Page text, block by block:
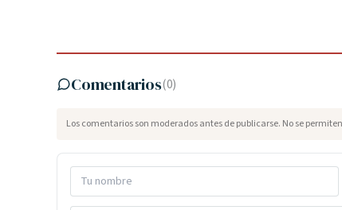
Comentarios(0)
Los comentarios son moderados antes de publicarse. No se